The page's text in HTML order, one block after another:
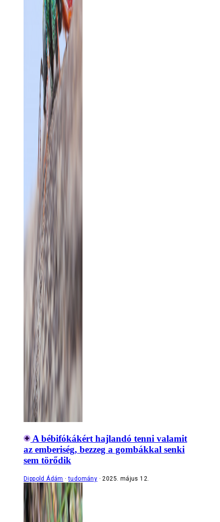
A bébifókákért hajlandó tenni valamit
az emberiség, bezzeg a gombákkal senki
sem törődik
Dippold Ádám tudomány 2025. május 12.